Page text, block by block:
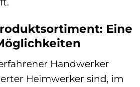
Eine
Handwerker
Heimwerker sind, im